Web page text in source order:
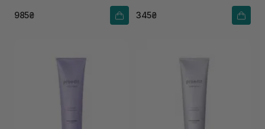
985₴ 345₴